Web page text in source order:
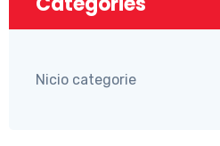
Nicio categorie